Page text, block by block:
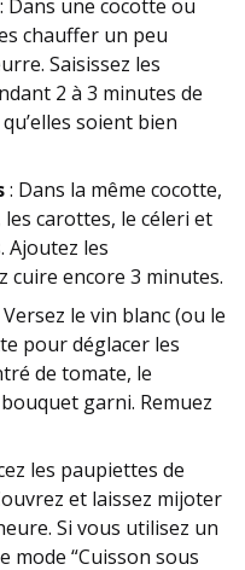
: Dans une cocotte ou
chauffer un peu
Saisissez les
2 à 3 minutes de
soient bien
: Dans la même cocotte,
carottes, le céleri et
Ajoutez les
cuire encore 3 minutes.
Versez le vin blanc (ou le
pour déglacer les
de tomate, le
garni. Remuez
les paupiettes de
et laissez mijoter
Si vous utilisez un
mode “Cuisson sous